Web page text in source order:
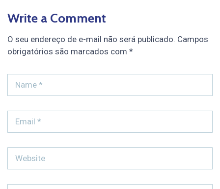
Write a Comment
O seu endereço de e-mail não será publicado. Campos
obrigatórios são marcados com *